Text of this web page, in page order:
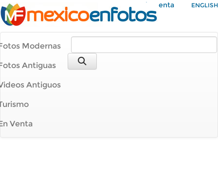
Mi Cuenta ENGLISH
Modernas
Antiguas
Antiguos
Venta